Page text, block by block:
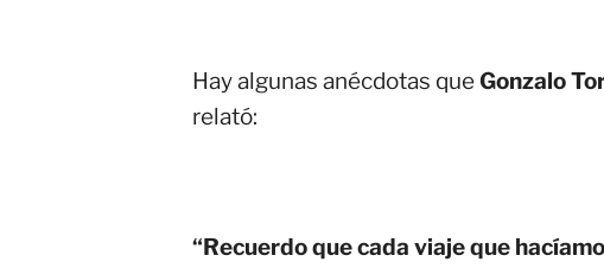
Hay algunas anécdotas queGonzalo
relató:
“Recuerdo que cada viaje que